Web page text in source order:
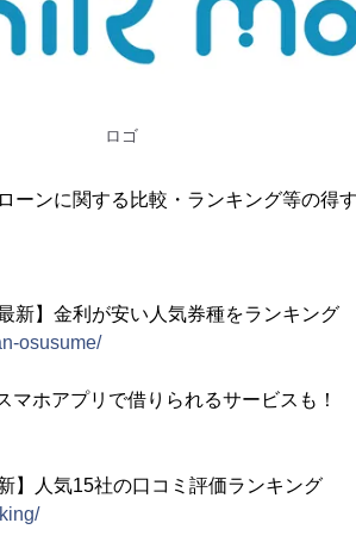
ロゴ
ーンに関する比較・ランキング等の得
新】金利が安い人気券種をランキング
osusume/
ホアプリで借りられるサービスも！
】人気15社の口コミ評価ランキング